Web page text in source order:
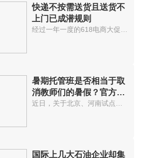
快递不按需送货且送货不
上门已成潜规则
暑期托管班是否相当于取
消教师们的暑假？官方回
应...
国际上几大石油企业却集